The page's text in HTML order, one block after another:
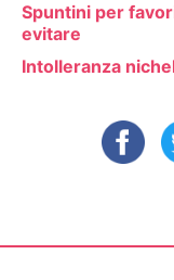
Spuntini per
evitare
Intolleranza